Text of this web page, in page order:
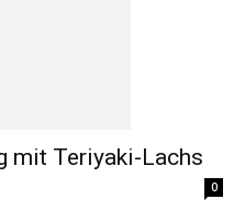
mit Teriyaki-Lachs
0